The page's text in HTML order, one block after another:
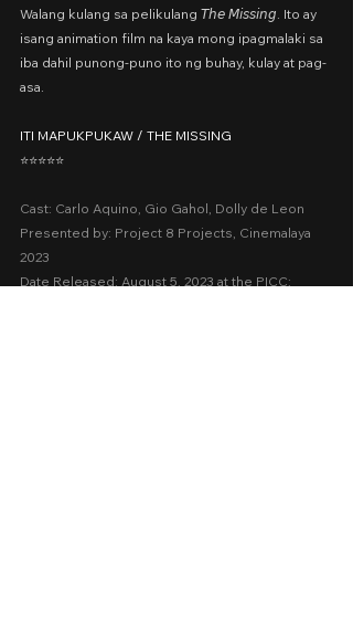
Walang kulang sa pelikulang 𝘛𝘩𝘦 𝘔𝘪𝘴𝘴𝘪𝘯𝘨. Ito ay
isang animation film na kaya mong ipagmalaki sa
iba dahil punong-puno ito ng buhay, kulay at pag-
asa.
ITI MAPUKPUKAW / THE MISSING
⭐️⭐️⭐️⭐️⭐️
Cast: Carlo Aquino, Gio Gahol, Dolly de Leon
Presented by: Project 8 Projects, Cinemalaya
2023
Date Released: August 5, 2023 at the PICC;